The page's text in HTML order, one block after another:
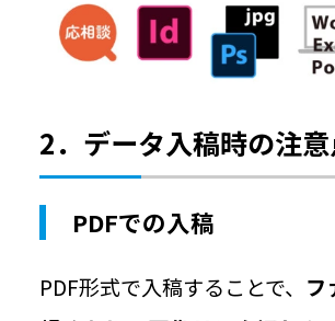
2．データ入稿時の注意
PDFでの入稿
PDF形式で入稿することで、 フ